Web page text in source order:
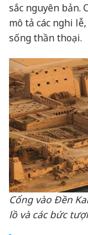
sắc nguyên bản.
mô tả các nghi
sống thần thoại.
Cổng vào Đền
lồ và các bức